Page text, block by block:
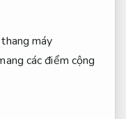
máy
các điểm cộng